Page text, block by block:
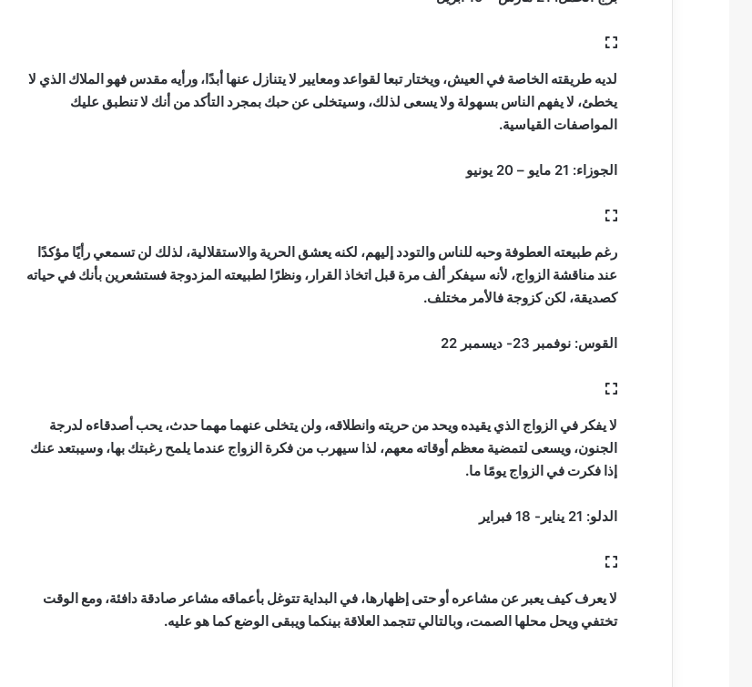
لديه طريقته الخاصة في العيش، ويختار تبعا لقواعد ومعايير لا يتنازل عنها أبدًا، ورأيه مقدس فهو الملاك الذي لا
يخطئ، لا يفهم الناس بسهولة ولا يسعى لذلك، وسيتخلى عن حبك بمجرد التأكد من أنك لا تنطبق عليك
المواصفات القياسية.
الجوزاء: 21 مايو – 20 يونيو
رغم طبيعته العطوفة وحبه للناس والتودد إليهم، لكنه يعشق الحرية والاستقلالية، لذلك لن تسمعي رأيًا مؤكدًا
عند مناقشة الزواج، لأنه سيفكر ألف مرة قبل اتخاذ القرار، ونظرًا لطبيعته المزدوجة فستشعرين بأنك في حياته
كصديقة، لكن كزوجة فالأمر مختلف.
القوس: نوفمبر 23- ديسمبر 22
لا يفكر في الزواج الذي يقيده ويحد من حريته وانطلاقه، ولن يتخلى عنهما مهما حدث، يحب أصدقاءه لدرجة
الجنون، ويسعى لتمضية معظم أوقاته معهم، لذا سيهرب من فكرة الزواج عندما يلمح رغبتك بها، وسيبتعد عنك
إذا فكرت في الزواج يومًا ما.
الدلو: 21 يناير- 18 فبراير
لا يعرف كيف يعبر عن مشاعره أو حتى إظهارها، في البداية تتوغل بأعماقه مشاعر صادقة دافئة، ومع الوقت
تختفي ويحل محلها الصمت، وبالتالي تتجمد العلاقة بينكما ويبقى الوضع كما هو عليه.